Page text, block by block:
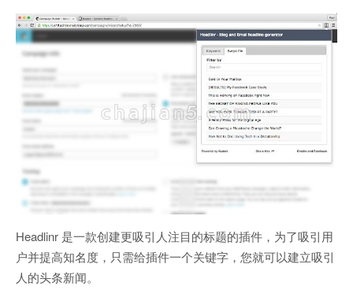
Headlinr 是一款创建更吸引人注目的标题的插件，为了吸引用
户并提高知名度，只需给插件一个关键字，您就可以建立吸引
人的头条新闻。